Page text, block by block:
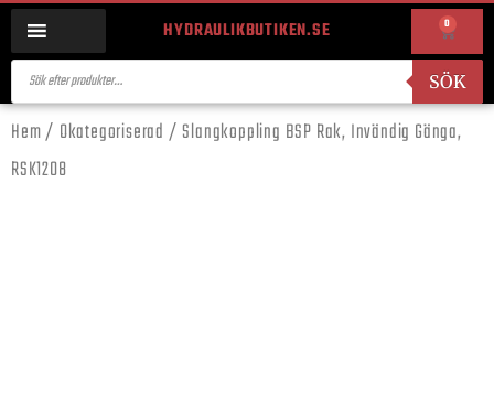
HYDRAULIKBUTIKEN.SE 0
SÖK
Hem/ Okategoriserad / Slangkoppling BSP Rak, Invändig Gänga,
RSK1208